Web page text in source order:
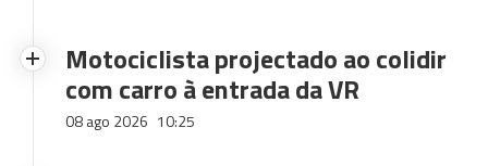
Motociclista projectado ao colidir
com carro à entrada da VR
08 ago 2026 10:25